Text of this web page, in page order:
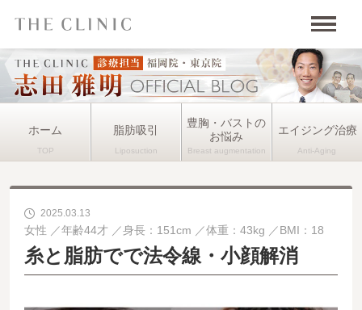
ホーム 脂肪吸引
豊胸・バストの
お悩み
エイジング治療
2025.03.13
女性 年齢44才 身長：151cm 体重：43kg BMI：18
糸と脂肪でで法令線・小顔解消